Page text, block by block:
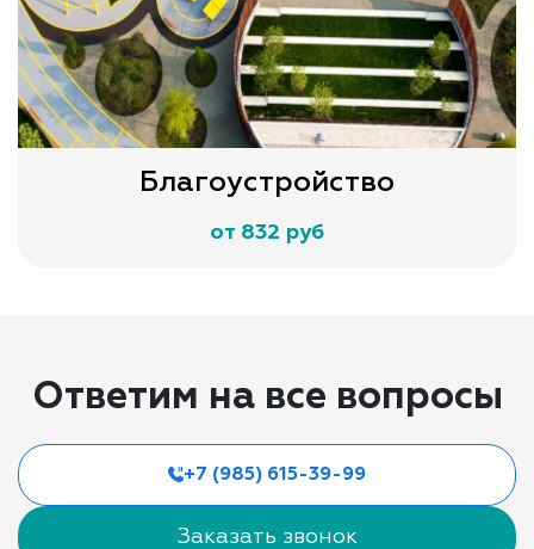
Благоустройство
от 832 руб
Ответим на все вопросы
+7 (985) 615-39-99
Заказать звонок